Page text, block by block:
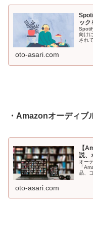
ック
向け
され
oto-asari.com
・Amazonオーディブ
【
説、
オー
「
品、
おす
oto-asari.com